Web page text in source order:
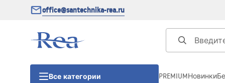
office@santechnika-rea.ru
Все категории PREMIUMНовинки